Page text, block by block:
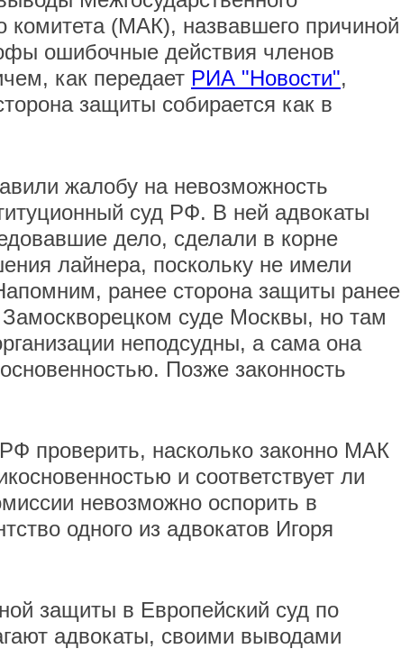
комитета (МАК), назвавшего причиной
ошибочные действия членов
как передает РИА "Новости",
защиты собирается как в
жалобу на невозможность
суд РФ. В ней адвокаты
дело, сделали в корне
лайнера, поскольку не имели
ранее сторона защиты ранее
суде Москвы, но там
неподсудны, а сама она
Позже законность
проверить, насколько законно МАК
и соответствует ли
невозможно оспорить в
одного из адвокатов Игоря
защиты в Европейский суд по
адвокаты, своими выводами